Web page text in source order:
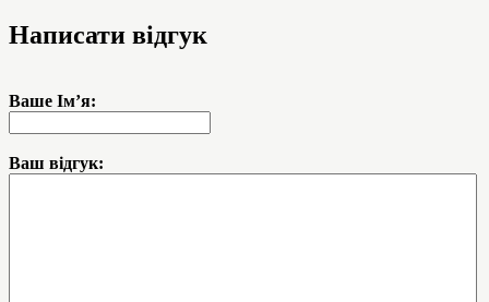
Написати відгук
Ваше Ім’я:
Ваш відгук: